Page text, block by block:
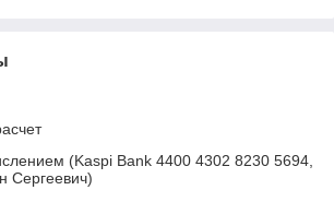
(Kaspi Bank 4400 4302 8230 5694,
Сергеевич)